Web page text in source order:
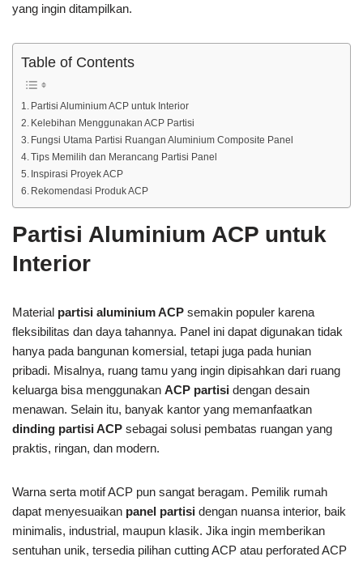
yang ingin ditampilkan.
Table of Contents
Partisi Aluminium ACP untuk Interior
Kelebihan Menggunakan ACP Partisi
Fungsi Utama Partisi Ruangan Aluminium Composite Panel
Tips Memilih dan Merancang Partisi Panel
Inspirasi Proyek ACP
Rekomendasi Produk ACP
Partisi Aluminium ACP untuk
Interior
Material partisi aluminium ACP semakin populer karena
fleksibilitas dan daya tahannya. Panel ini dapat digunakan tidak
hanya pada bangunan komersial, tetapi juga pada hunian
pribadi. Misalnya, ruang tamu yang ingin dipisahkan dari ruang
keluarga bisa menggunakan ACP partisi dengan desain
menawan. Selain itu, banyak kantor yang memanfaatkan
dinding partisi ACP sebagai solusi pembatas ruangan yang
praktis, ringan, dan modern.
Warna serta motif ACP pun sangat beragam. Pemilik rumah
dapat menyesuaikan panel partisi dengan nuansa interior, baik
minimalis, industrial, maupun klasik. Jika ingin memberikan
sentuhan unik, tersedia pilihan cutting ACP atau perforated ACP